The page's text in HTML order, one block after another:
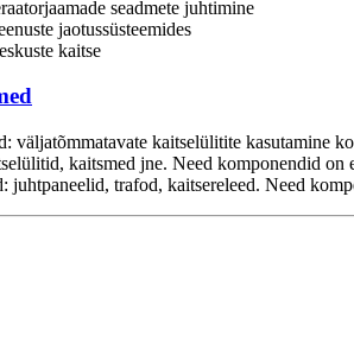
seadmete juhtimine
jaotussüsteemides
kaitse
väljatõmmatavate kaitselülitite kasutamine
kaitsmed jne. Need komponendid on
juhtpaneelid, trafod, kaitsereleed. Need